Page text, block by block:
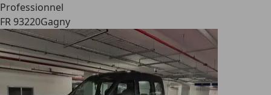
Professionnel
FR 93220Gagny